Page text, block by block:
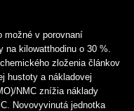
možné v porovnaní
kilowatthodinu o 30 %.
zloženia článkov
hustoty a nákladovej
NMC znížia náklady
Novovyvinutá jednotka